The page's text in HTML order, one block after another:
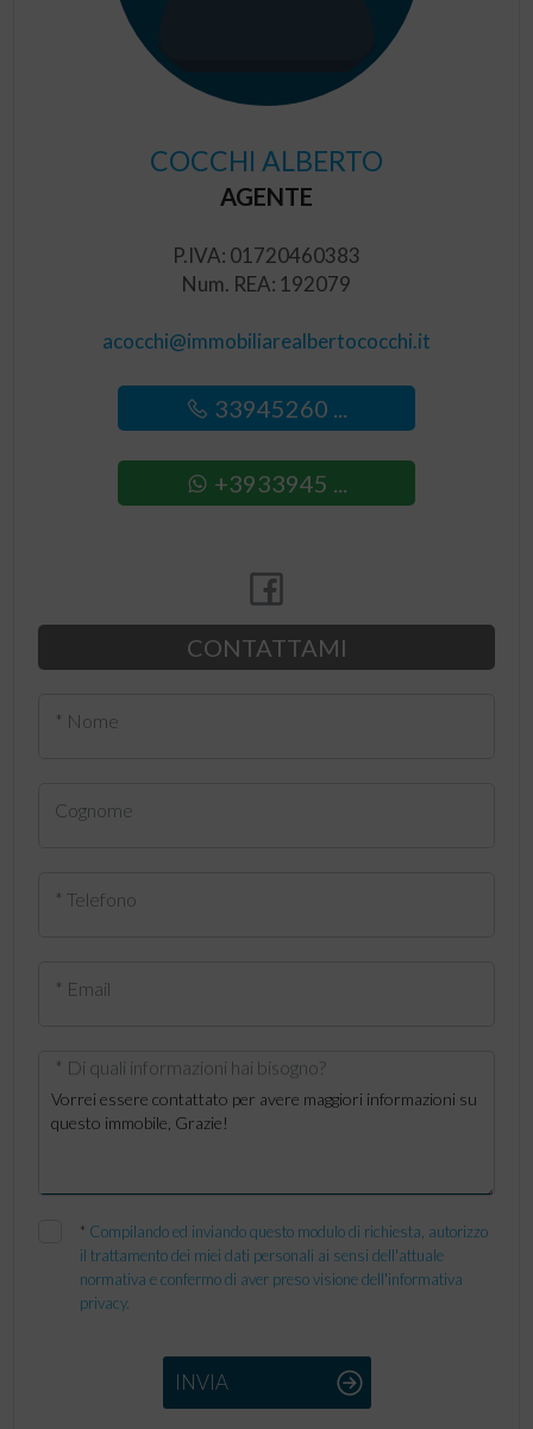
COCCHI ALBERTO
AGENTE
P.IVA: 01720460383
Num. REA: 192079
acocchi@immobiliarealbertococchi.it
33945260 ...
+3933945 ...
CONTATTAMI
* Nome
Cognome
* Telefono
* Email
* Di quali informazioni hai bisogno?
* Compilando ed inviando questo modulo di richiesta, autorizzo
il trattamento dei miei dati personali ai sensi dell'attuale
normativa e confermo di aver preso visione dell'informativa
privacy.
INVIA